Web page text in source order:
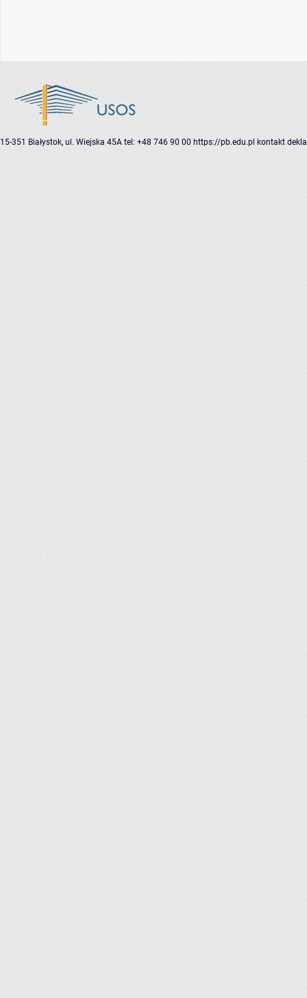
15-351 Białystok, ul. Wiejska 45A tel: +48 746 90 00 https://pb.edu.pl kontakt